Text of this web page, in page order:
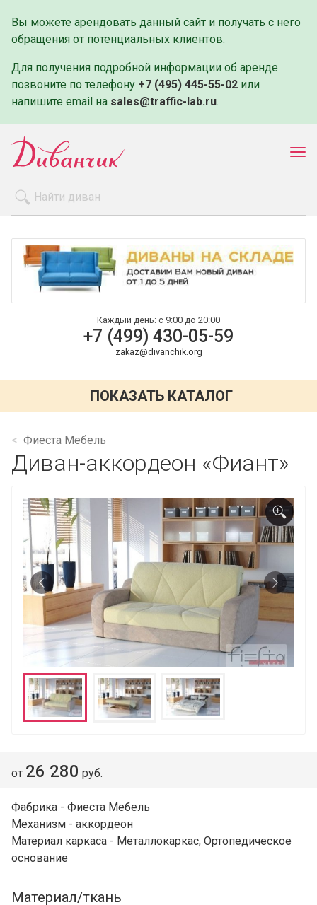
Вы можете арендовать данный сайт и получать с него
обращения от потенциальных клиентов.
Для получения подробной информации об аренде
позвоните по телефону +7 (495) 445-55-02 или
напишите email на sales@traffic-lab.ru.
Оплата и доставка
Контакты
Каждый день: с 9:00 до 20:00
+7 (499) 430-05-59
zakaz@divanchik.org
ПОКАЗАТЬ КАТАЛОГ
Фиеста Мебель
Диван-аккордеон «Фиант»
от 26 280 руб.
Фабрика - Фиеста Мебель
Механизм - аккордеон
Материал каркаса - Металлокаркас, Ортопедическое
основание
Материал/ткань